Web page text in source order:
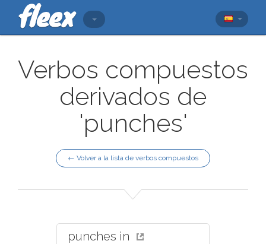
Verbos compuestos
derivados de
'punches'
← Volver a la lista de verbos compuestos
punches in